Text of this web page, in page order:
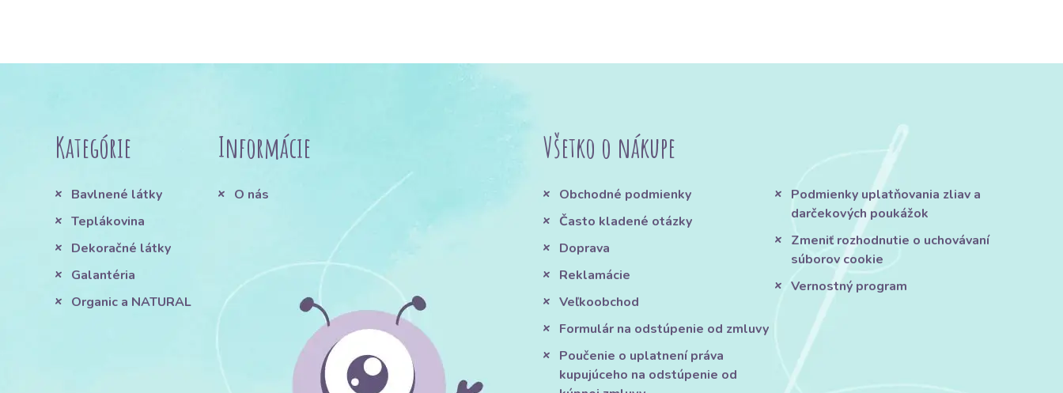
Kategórie
Bavlnené látky
Teplákovina
Dekoračné látky
Galantéria
Organic a NATURAL
Informácie
O nás
Všetko o nákupe
Obchodné podmienky
Často kladené otázky
Doprava
Reklamácie
Veľkoobchod
Formulár na odstúpenie od zmluvy
Poučenie o uplatnení práva
kupujúceho na odstúpenie od
Podmienky uplatňovania zliav a
darčekových poukážok
Zmeniť rozhodnutie o uchovávaní
súborov cookie
Vernostný program